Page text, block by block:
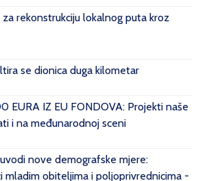
rekonstrukciju lokalnog puta kroz
se dionica duga kilometar
EURA IZ EU FONDOVA: Projekti naše
i na međunarodnoj sceni
nove demografske mjere:
mladim obiteljima i poljoprivrednicima -